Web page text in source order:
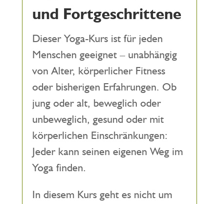
und Fortgeschrittene
Dieser Yoga-Kurs ist für jeden
Menschen geeignet – unabhängig
von Alter, körperlicher Fitness
oder bisherigen Erfahrungen. Ob
jung oder alt, beweglich oder
unbeweglich, gesund oder mit
körperlichen Einschränkungen:
Jeder kann seinen eigenen Weg im
Yoga finden.
In diesem Kurs geht es nicht um